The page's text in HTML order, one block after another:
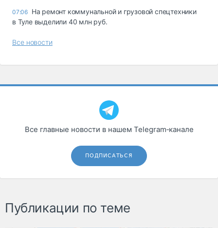
07:06 На ремонт коммунальной и грузовой спецтехники
в Туле выделили 40 млн руб.
Все новости
Все главные новости в нашем Telegram‑канале
ПОДПИСАТЬСЯ
Публикации по теме